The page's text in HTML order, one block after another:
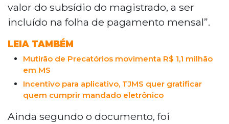
valor do subsídio do magistrado, a ser
incluído na folha de pagamento mensal”.
LEIA TAMBÉM
Mutirão de Precatórios movimenta R$ 1,1 milhão
em MS
Incentivo para aplicativo, TJMS quer gratificar
quem cumprir mandado eletrônico
Ainda segundo o documento, foi